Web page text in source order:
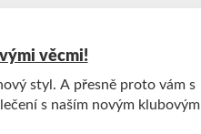
věcmi!
styl. A přesně proto vám s
s naším novým klubovým